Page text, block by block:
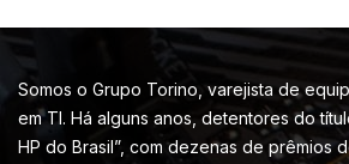
Somos o Grupo Torino, varejista de
em TI. Há alguns anos, detentores do
HP do Brasil”, com dezenas de prêmios